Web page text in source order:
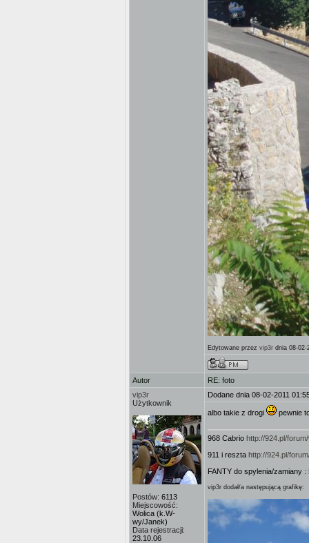
Edytowane przez vip3r dnia 08-02-
Autor
RE: foto
vip3r
Użytkownik
Postów: 6113
Miejscowość:
Wolica (k.W-
wy/Janek)
Data rejestracji:
23.10.06
Dodane dnia 08-02-2011
albo takie z drogi pewnie
968 Cabrio http://924.pl/
911 i reszta http://924.pl/
FANTY do spylenia/zamiany :
vip3r dodał/a następującą grafikę: